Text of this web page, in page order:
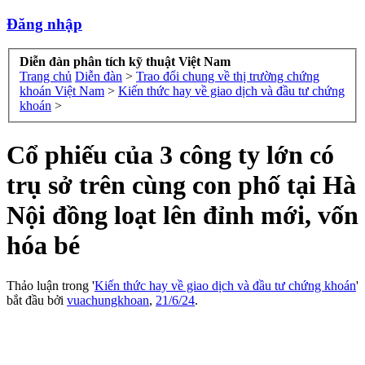
Đăng nhập
Diễn đàn phân tích kỹ thuật Việt Nam
Trang chủ Diễn đàn > Trao đổi chung về thị trường chứng
khoán Việt Nam > Kiến thức hay về giao dịch và đầu tư chứng
khoán >
Cổ phiếu của 3 công ty lớn có
trụ sở trên cùng con phố tại Hà
Nội đồng loạt lên đỉnh mới, vốn
hóa bé
Thảo luận trong 'Kiến thức hay về giao dịch và đầu tư chứng khoán'
bắt đầu bởi vuachungkhoan, 21/6/24.